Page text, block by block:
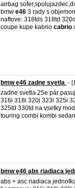
airbag
bmw e46 3 rady s
naftove: 318tds 318td
coupe kupe kabrio cabrio
bmw e46 zadne svetla -
zadne svetla 25e pár
316i 318i 320i 323i 325i
325td 330td na vsetky
touring combi kombi
bmw e46 abs riadiaca
abs + asc riadiaca